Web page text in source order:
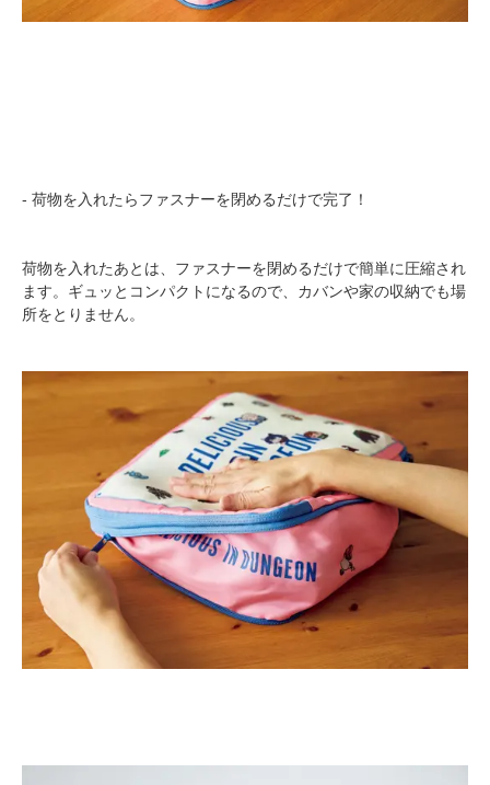
- 荷物を入れたらファスナーを閉めるだけで完了！
荷物を入れたあとは、ファスナーを閉めるだけで簡単に圧縮され
ます。ギュッとコンパクトになるので、カバンや家の収納でも場
所をとりません。